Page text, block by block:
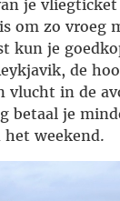
je vliegticket
om zo vroeg
kun je
de
vlucht in de
betaal je
weekend.